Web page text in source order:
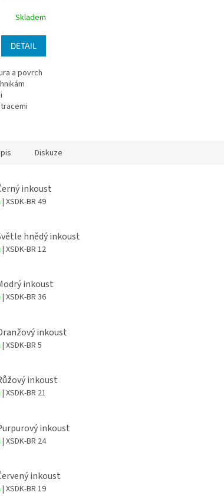
Skladem
DETAIL
a povrch
Diskuze
inkoust
| XSDK-BR 49
hnědý inkoust
| XSDK-BR 12
inkoust
| XSDK-BR 36
inkoust
| XSDK-BR 5
inkoust
| XSDK-BR 21
inkoust
| XSDK-BR 24
inkoust
| XSDK-BR 19